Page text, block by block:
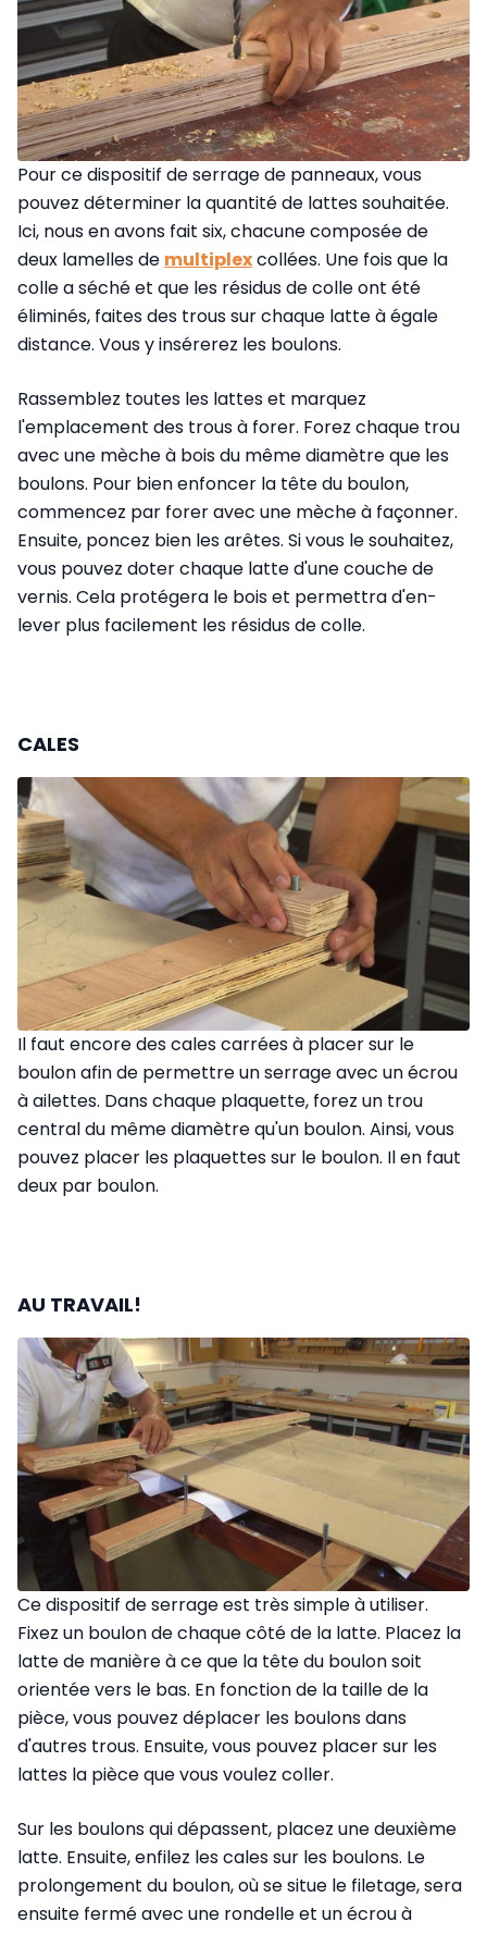
Pour ce dispositif de serrage de panneaux, vous
pouvez déterminer la quantité de lattes souhaitée.
Ici, nous en avons fait six, chacune composée de
deux lamelles de multiplexcollées. Une fois que la
colle a séché et que les résidus de colle ont été
éliminés, faites des trous sur chaque latte à égale
distance. Vous y insérerez les boulons.
Rassemblez toutes les lattes et marquez
l'emplacement des trous à forer. Forez chaque trou
avec une mèche à bois du même diamètre que les
boulons. Pour bien enfoncer la tête du boulon,
commencez par forer avec une mèche à façonner.
Ensuite, poncez bien les arêtes. Si vous le souhaitez,
vous pouvez doter chaque latte d'une couche de
vernis. Cela protégera le bois et permettra d'en­
lever plus facilement les résidus de colle.
CALES
Il faut encore des cales carrées à placer sur le
boulon afin de permettre un serrage avec un écrou
à ailettes. Dans chaque plaquette, forez un trou
central du même diamètre qu'un boulon. Ainsi, vous
pouvez placer les plaquettes sur le boulon. Il en faut
deux par boulon.
AU TRAVAIL!
Ce dispositif de serrage est très simple à utiliser.
Fixez un boulon de chaque côté de la latte. Pla­cez la
latte de manière à ce que la tête du boulon soit
orientée vers le bas. En fonction de la taille de la
pièce, vous pouvez déplacer les boulons dans
d'autres trous. Ensuite, vous pouvez placer sur les
lattes la pièce que vous voulez coller.
Sur les boulons qui dépassent, placez une deuxième
latte. Ensuite, enfilez les cales sur les boulons. Le
prolongement du boulon, où se situe le filetage, sera
ensuite fermé avec une rondelle et un écrou à